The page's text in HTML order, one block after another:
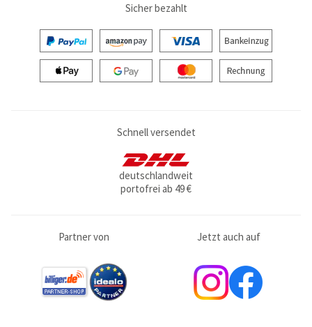
Sicher bezahlt
Schnell versendet
deutschlandweit
portofrei ab 49 €
Partner von Jetzt auch auf